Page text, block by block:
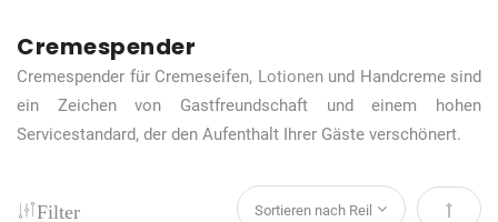
Cremespender
Cremespender für Cremeseifen, Lotionenund Handcreme sind
ein Zeichen von Gastfreundschaft und einem hohen
Servicestandard, der den Aufenthalt Ihrer Gäste verschönert.
Filter